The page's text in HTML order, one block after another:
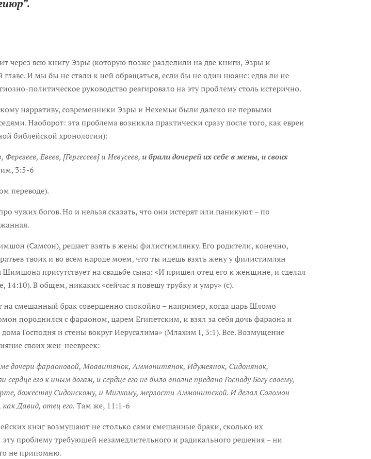
через всю книгу Эзры (которую позже разделили на две книги, Эзры и
И мы бы не стали к ней обращаться, если бы не один нюанс: едва ли не
политическое руководство реагировало на эту проблему столь истерично.
нарративу, современники Эзры и Нехемьи были далеко не первыми
Наоборот: эта проблема возникла практически сразу после того, как евреи
библейской хронологии):
Евеев, [Гергесеев] и Иевусеев,и брали дочерей их себе в жены, и своих
3:5-6
переводе).
чужих богов. Но и нельзя сказать, что они истерят или паникуют – по
(Самсон), решает взять в жены филистимлянку. Его родители, конечно,
твоих и во всем народе моем, что ты идешь взять жену у филистимлян
Шимшона присутствует на свадьбе сына: «И пришел отец его к женщине, и сделал
В общем, никаких «сейчас я повешу трубку и умру» (с).
на смешанный брак совершенно спокойно – например, когда царь Шломо
породнился с фараоном, царем Египетским, и взял за себя дочь фараона и
дома Господня и стены вокруг Иерусалима» (Млахим I, 3:1). Все. Возмущение
своих жен-неевреек:
дочери фараоновой, Моавитянок, Аммонитянок, Идумеянок, Сидонянок,
его к иным богам, и сердце его не было вполне предано Господу Богу своему,
божеству Сидонскому, и Милхому, мерзости Аммонитской. И делал Соломон
как Давид, отец его. Там же, 11:1-6
книг возмущают не столько сами смешанные браки, сколько их
проблему требующей незамедлительного и радикального решения – ни
не припомню.